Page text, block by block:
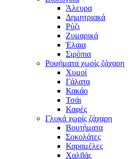
Άλευρα
Δημητριακά
Ρύζι
Ζυμαρικά
Έλαια
Σιρόπια
Ροφήματα χωρίς ζάχαρη
Χυμοί
Γάλατα
Κακάο
Τσάι
Καφές
Γλυκά χωρίς ζάχαρη
Βουτήματα
Σοκολάτες
Καραμέλες
Χαλβάς